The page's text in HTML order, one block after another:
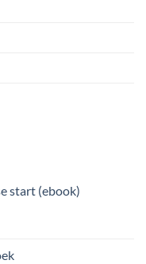
start (ebook)